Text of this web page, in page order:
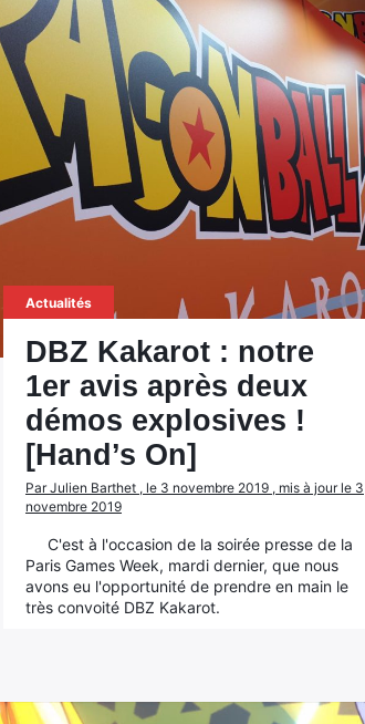
Actualités
DBZ Kakarot : notre
1er avis après deux
démos explosives !
[Hand’s On]
Par Julien Barthet , le 3 novembre 2019 , mis à jour le 3
novembre 2019
C'est à l'occasion de la soirée presse de la
Paris Games Week, mardi dernier, que nous
avons eu l'opportunité de prendre en main le
très convoité DBZ Kakarot.